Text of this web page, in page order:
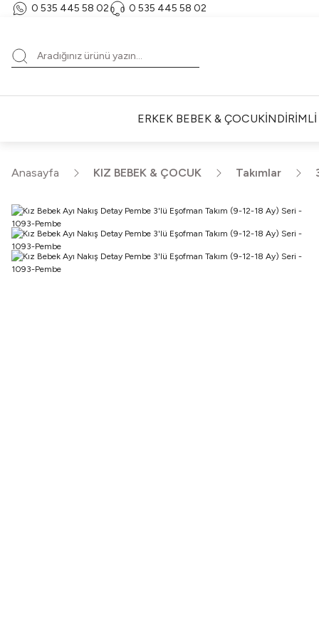
0 535 445 58 02‬ ‪0 535 445 58 02‬
ERKEK BEBEK & ÇOCUK
Anasayfa KIZ BEBEK & ÇOCUK Takımlar